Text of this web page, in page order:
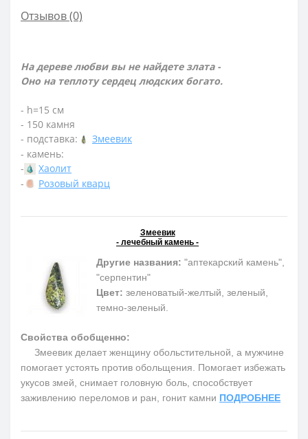
Отзывов (0)
На дереве любви вы не найдете злата -
Оно на теплоту сердец людских богато.
- h=15 см
- 150 камня
- подставка:
Змеевик
- камень:
-
Хаолит
-
Розовый кварц
Змеевик
- лечебный камень -
Другие названия: "аптекарский камень",
"серпентин"
Цвет: зеленоватый-желтый, зеленый,
темно-зеленый.
Свойства обобщенно:
Змеевик делает женщину обольстительной, а мужчине
помогает устоять против обольщения. Помогает избежать
укусов змей, снимает головную боль, способствует
заживлению переломов и ран, гонит камни ПОДРОБНЕЕ